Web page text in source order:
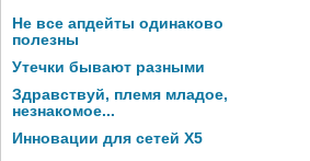
Не все апдейты одинаково
полезны
Утечки бывают разными
Здравствуй, племя младое,
незнакомое...
Инновации для сетей X5